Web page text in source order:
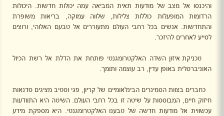
והיכנסו אל מצב של מודעות תאית המביאה עמה יכולות חדשות. היכולות
הרדומות המופעלות כוללות צלילות, שלווה עמוקה, בריאות משופרת
והתחדשות. אנשים בכל רחבי העולם מתעוררים אל טבעם האלוהי, ורוצים
לסייע לאחרים להיזכר.
טכניקת איזון השדה האלקטרומגנטי פותחת את הדלת אל רשת הכיול
האוניברסלית באופן עדין, רב עוצמה ותומך.
כחברים בצוות הסמינרים הבינלאומיים של קריון, פגי וסטיב מציגים סדנאות
חיזוק חיים, המבוססות על שיטה זו בכל רחבי העולם. השיטה היא התוודעות
עכשווית אל מודעות חדשה של טבענו האלקטרומגנטי. היא מספקת מידע